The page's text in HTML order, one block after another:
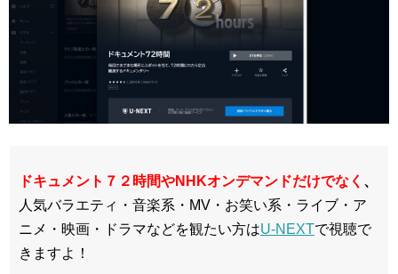
ドキュメント７２時間やNHKオンデマンドだけでなく 、
人気バラエティ・音楽系・MV・お笑い系・ライブ・ア
ニメ・映画・ドラマなどを観たい方はU-NEXTで視聴で
きますよ！